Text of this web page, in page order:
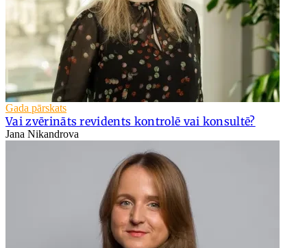
Gada pārskats
Vai zvērināts revidents kontrolē vai konsultē?
Jana Nikandrova